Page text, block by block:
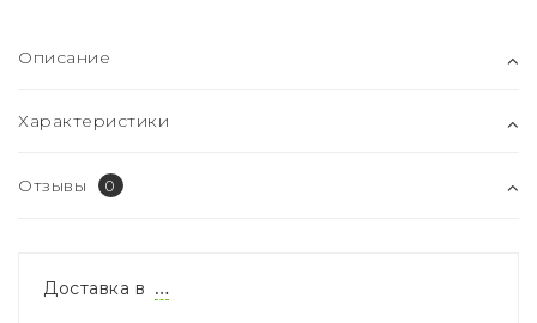
Описание
Характеристики
Отзывы 0
Доставка в …